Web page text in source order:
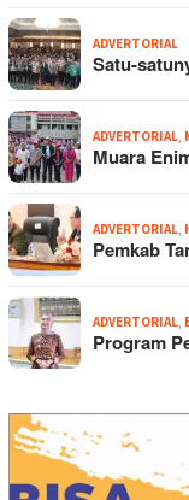
ADVERTORIAL
Satu-
ADVERTORIAL
Muara
ADVERTORIAL
Pemkab
ADVERTORIAL
Program